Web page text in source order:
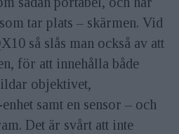
tar plats – skärmen. Vid
så slås man också av att
för att innehålla både
objektivet,
samt en sensor – och
Det är svårt att inte